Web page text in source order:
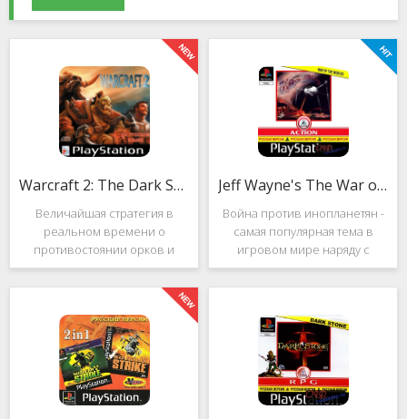
Warcraft 2: The Dark Saga
Величайшая стратегия в
реальном времени о
противостоянии орков и
людей. Warcraft 2: The Dark
Saga рассказывает
классическую историю, в
которой идёт битва за
королевство Азерот в мире
Средневековья с
Jeff Wayne's The War of the Worlds
Война против инопланетян -
самая популярная тема в
игровом мире наряду с
войнами против
террористов и зомби. Здесь
народы объединяются в
борьбе с врагом, Земля
рушится, но